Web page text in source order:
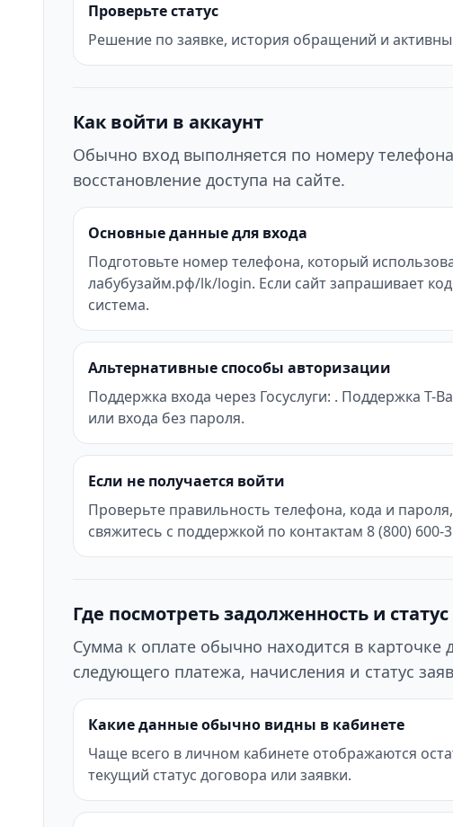
Проверьте статус
Решение по заявке, история обращений и
Как войти в аккаунт
Обычно вход выполняется по номеру
восстановление доступа на сайте.
Основные данные для входа
Подготовьте номер телефона, который
лабубузайм.рф/lk/login. Если сайт запрашивает
система.
Альтернативные способы авторизации
Поддержка входа через Госуслуги: . Поддержка
или входа без пароля.
Если не получается войти
Проверьте правильность телефона, кода и
свяжитесь с поддержкой по контактам 8 (800)
Где посмотреть задолженность и
Сумма к оплате обычно находится в
следующего платежа, начисления и статус
Какие данные обычно видны в кабинете
Чаще всего в личном кабинете отображаются
текущий статус договора или заявки.